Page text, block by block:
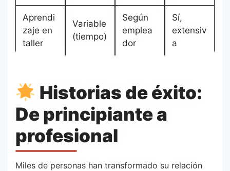
Aprendi
zaje en
taller
Variable
(tiempo)
Según
emplea
dor
Sí,
extensiv
a
Historias de éxito:
De principiante a
profesional
Miles de personas han transformado su relación